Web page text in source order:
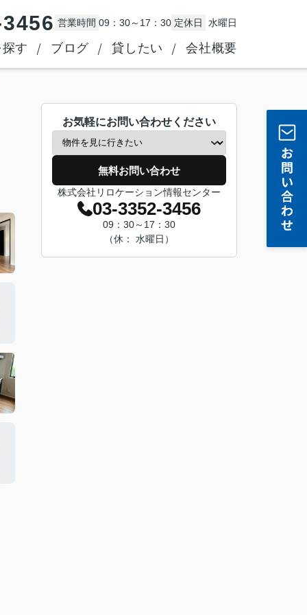
営業時間 09：30～17：30 定休日 水曜日
す ブログ 貸したい 会社概要
お気軽にお問い合わせください
無料お問い合わせ
株式会社リロケーション情報センター
03-3352-3456
09：30～17：30
（休： 水曜日）